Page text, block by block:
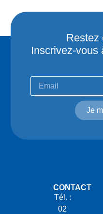
Restez
Inscrivez-vous
Je
CONTACT
Tél. :
02